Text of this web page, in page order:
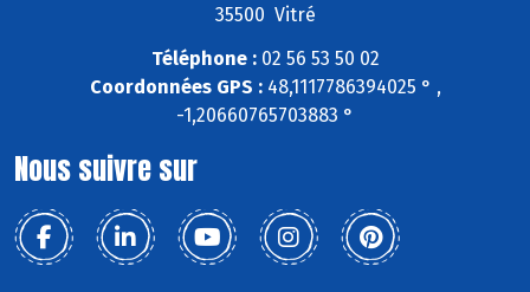
35500 Vitré
Téléphone :02 56 53 50 02
Coordonnées GPS :48,1117786394025 ° ,
-1,20660765703883 °
Nous suivre sur